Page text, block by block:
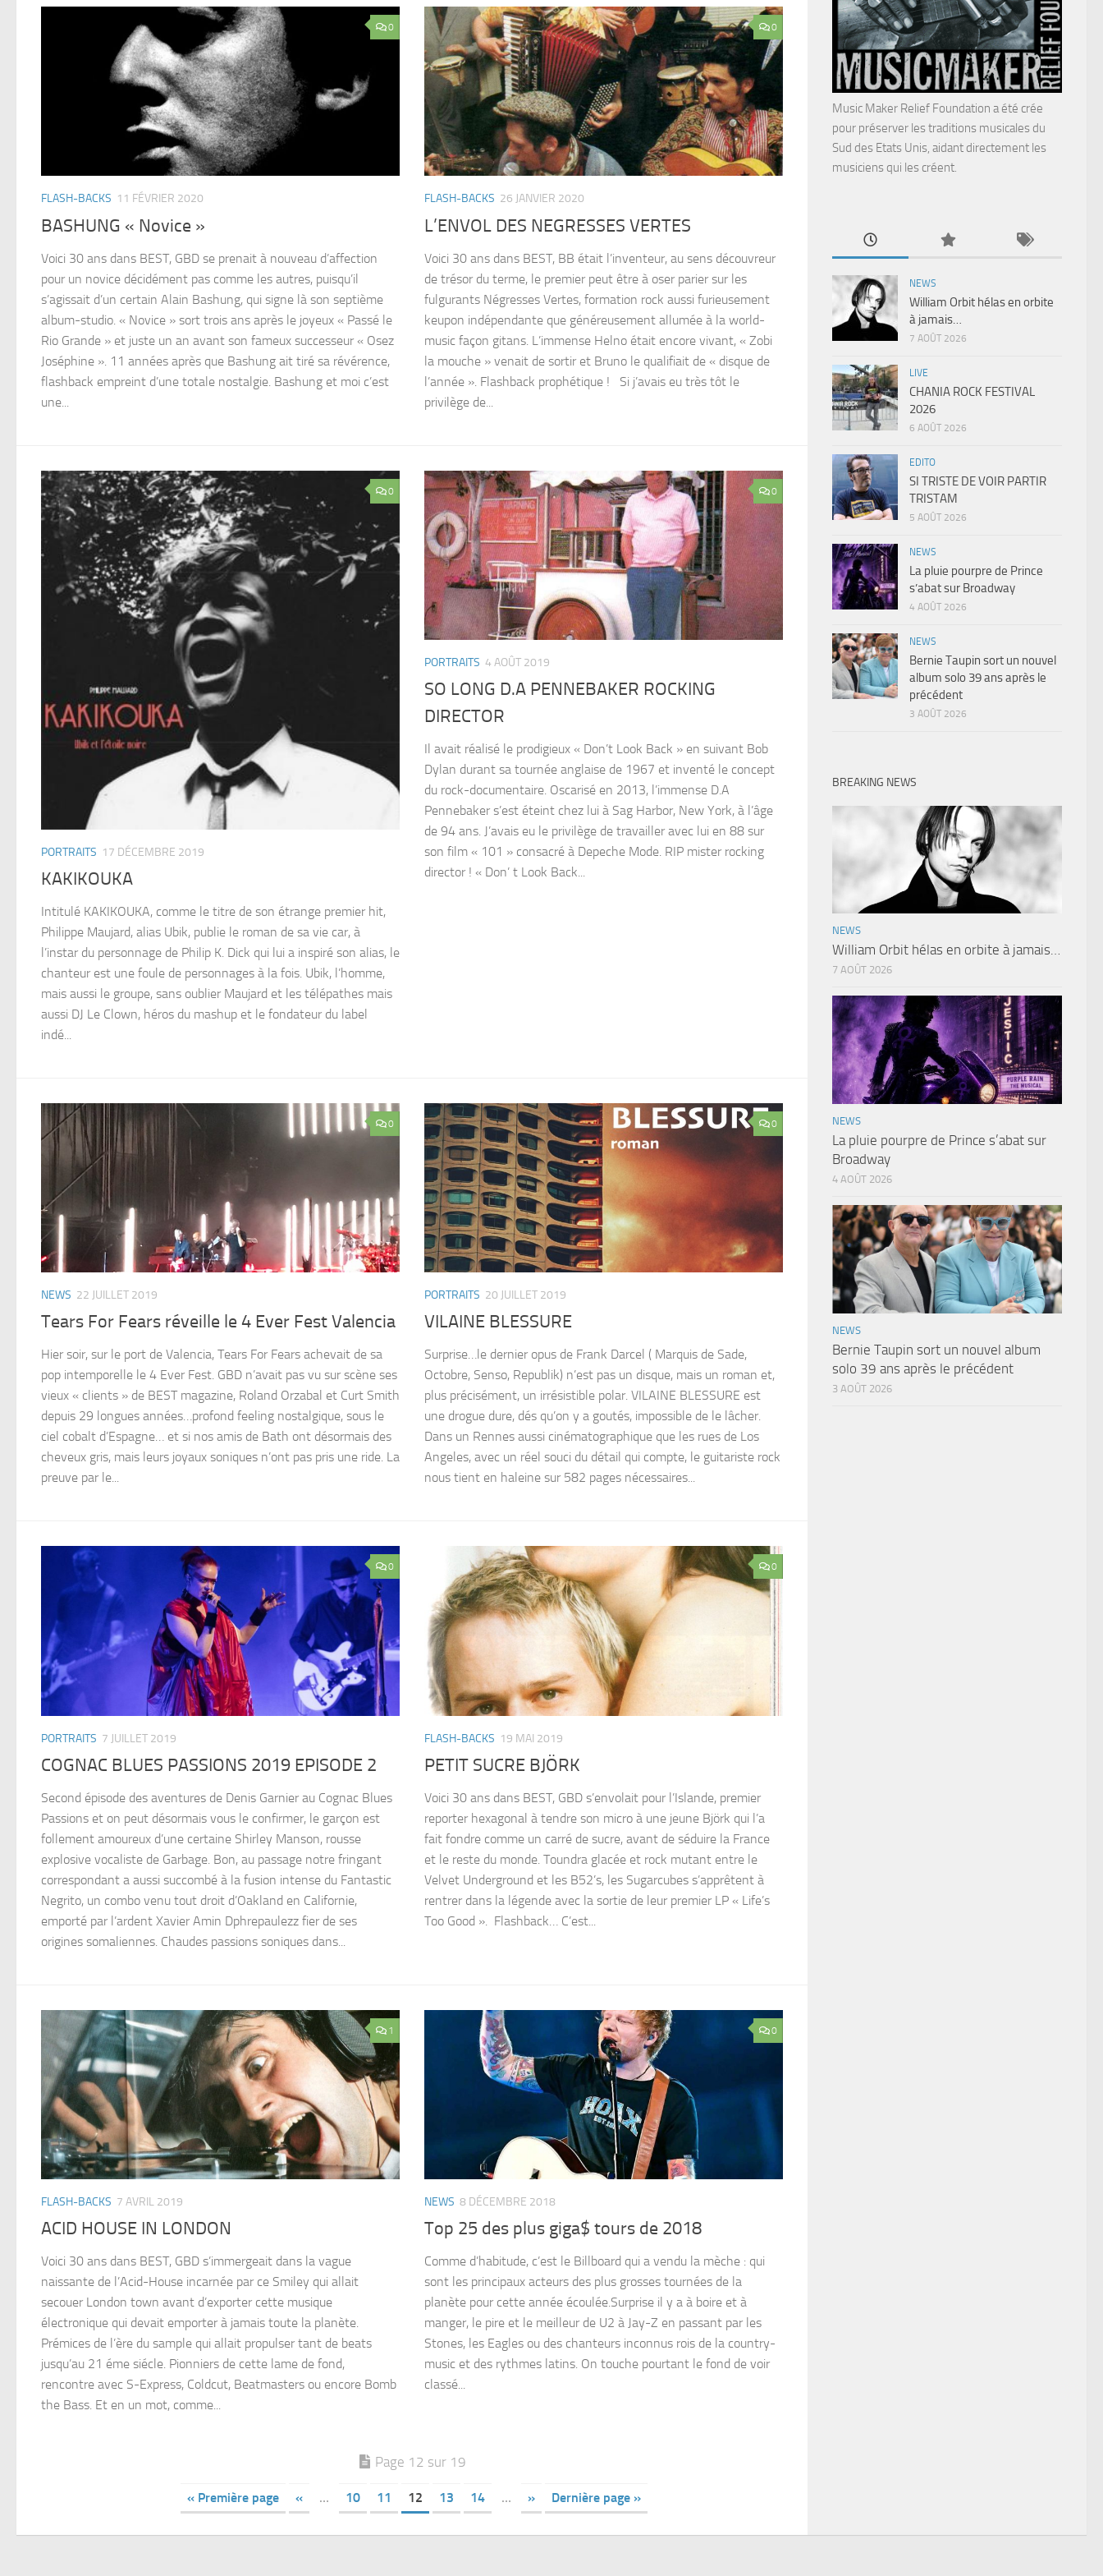
0
FLASH-BACKS 11 FÉVRIER 2020
BASHUNG « Novice »
Voici 30 ans dans BEST, GBD se prenait à nouveau d’affection
pour un novice décidément pas comme les autres, puisqu’il
s’agissait d’un certain Alain Bashung, qui signe là son septième
album-studio. « Novice » sort trois ans après le joyeux « Passé le
Rio Grande » et juste un an avant son fameux successeur « Osez
Joséphine ». 11 années après que Bashung ait tiré sa révérence,
flashback empreint d’une totale nostalgie. Bashung et moi c’est
une...
0
FLASH-BACKS 26 JANVIER 2020
L’ENVOL DES NEGRESSES VERTES
Voici 30 ans dans BEST, BB était l’inventeur, au sens découvreur
de trésor du terme, le premier peut être à oser parier sur les
fulgurants Négresses Vertes, formation rock aussi furieusement
keupon indépendante que généreusement allumée à la world-
music façon gitans. L’immense Helno était encore vivant, « Zobi
la mouche » venait de sortir et Bruno le qualifiait de « disque de
l’année ». Flashback prophétique ! Si j’avais eu très tôt le
privilège de...
0
PORTRAITS 17 DÉCEMBRE 2019
KAKIKOUKA
Intitulé KAKIKOUKA, comme le titre de son étrange premier hit,
Philippe Maujard, alias Ubik, publie le roman de sa vie car, à
l’instar du personnage de Philip K. Dick qui lui a inspiré son alias, le
chanteur est une foule de personnages à la fois. Ubik, l’homme,
mais aussi le groupe, sans oublier Maujard et les télépathes mais
aussi DJ Le Clown, héros du mashup et le fondateur du label
indé...
0
PORTRAITS 4 AOÛT 2019
SO LONG D.A PENNEBAKER ROCKING
DIRECTOR
Il avait réalisé le prodigieux « Don’t Look Back » en suivant Bob
Dylan durant sa tournée anglaise de 1967 et inventé le concept
du rock-documentaire. Oscarisé en 2013, l’immense D.A
Pennebaker s’est éteint chez lui à Sag Harbor, New York, à l’âge
de 94 ans. J’avais eu le privilège de travailler avec lui en 88 sur
son film « 101 » consacré à Depeche Mode. RIP mister rocking
director ! « Don’ t Look Back...
0
NEWS 22 JUILLET 2019
Tears For Fears réveille le 4 Ever Fest Valencia
Hier soir, sur le port de Valencia, Tears For Fears achevait de sa
pop intemporelle le 4 Ever Fest. GBD n’avait pas vu sur scène ses
vieux « clients » de BEST magazine, Roland Orzabal et Curt Smith
depuis 29 longues années…profond feeling nostalgique, sous le
ciel cobalt d’Espagne… et si nos amis de Bath ont désormais des
cheveux gris, mais leurs joyaux soniques n’ont pas pris une ride. La
preuve par le...
0
PORTRAITS 20 JUILLET 2019
VILAINE BLESSURE
Surprise…le dernier opus de Frank Darcel ( Marquis de Sade,
Octobre, Senso, Republik) n’est pas un disque, mais un roman et,
plus précisément, un irrésistible polar. VILAINE BLESSURE est
une drogue dure, dés qu’on y a goutés, impossible de le lâcher.
Dans un Rennes aussi cinématographique que les rues de Los
Angeles, avec un réel souci du détail qui compte, le guitariste rock
nous tient en haleine sur 582 pages nécessaires...
0
PORTRAITS 7 JUILLET 2019
COGNAC BLUES PASSIONS 2019 EPISODE 2
Second épisode des aventures de Denis Garnier au Cognac Blues
Passions et on peut désormais vous le confirmer, le garçon est
follement amoureux d’une certaine Shirley Manson, rousse
explosive vocaliste de Garbage. Bon, au passage notre fringant
correspondant a aussi succombé à la fusion intense du Fantastic
Negrito, un combo venu tout droit d’Oakland en Californie,
emporté par l’ardent Xavier Amin Dphrepaulezz fier de ses
origines somaliennes. Chaudes passions soniques dans...
0
FLASH-BACKS 19 MAI 2019
PETIT SUCRE BJÖRK
Voici 30 ans dans BEST, GBD s’envolait pour l’Islande, premier
reporter hexagonal à tendre son micro à une jeune Björk qui l’a
fait fondre comme un carré de sucre, avant de séduire la France
et le reste du monde. Toundra glacée et rock mutant entre le
Velvet Underground et les B52’s, les Sugarcubes s’apprêtent à
rentrer dans la légende avec la sortie de leur premier LP « Life’s
Too Good ». Flashback… C’est...
1
FLASH-BACKS 7 AVRIL 2019
ACID HOUSE IN LONDON
Voici 30 ans dans BEST, GBD s’immergeait dans la vague
naissante de l’Acid-House incarnée par ce Smiley qui allait
secouer London town avant d’exporter cette musique
électronique qui devait emporter à jamais toute la planète.
Prémices de l’ère du sample qui allait propulser tant de beats
jusqu’au 21 éme siécle. Pionniers de cette lame de fond,
rencontre avec S-Express, Coldcut, Beatmasters ou encore Bomb
the Bass. Et en un mot, comme...
0
NEWS 8 DÉCEMBRE 2018
Top 25 des plus giga$ tours de 2018
Comme d’habitude, c’est le Billboard qui a vendu la mèche : qui
sont les principaux acteurs des plus grosses tournées de la
planète pour cette année écoulée.Surprise il y a à boire et à
manger, le pire et le meilleur de U2 à Jay-Z en passant par les
Stones, les Eagles ou des chanteurs inconnus rois de la country-
music et des rythmes latins. On touche pourtant le fond de voir
classé...
Page 12 sur 19
« Première page « … 10 11 12 13 14 … » Dernière page »
Music Maker Relief Foundation a été crée
pour préserver les traditions musicales du
Sud des Etats Unis, aidant directement les
musiciens qui les créent.
NEWS
William Orbit hélas en orbite
à jamais…
7 AOÛT 2026
LIVE
CHANIA ROCK FESTIVAL
2026
6 AOÛT 2026
EDITO
SI TRISTE DE VOIR PARTIR
TRISTAM
5 AOÛT 2026
NEWS
La pluie pourpre de Prince
s’abat sur Broadway
4 AOÛT 2026
NEWS
Bernie Taupin sort un nouvel
album solo 39 ans après le
précédent
3 AOÛT 2026
BREAKING NEWS
NEWS
William Orbit hélas en orbite à jamais…
7 AOÛT 2026
NEWS
La pluie pourpre de Prince s’abat sur
Broadway
4 AOÛT 2026
NEWS
Bernie Taupin sort un nouvel album
solo 39 ans après le précédent
3 AOÛT 2026